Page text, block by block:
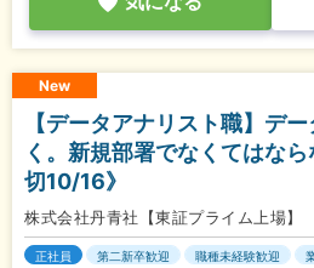
New
【データアナリスト職】デ
く。新規部署でなくてはな
切10/16》
株式会社丹青社【東証プライム上場】
正社員 第二新卒歓迎 職種未経験歓迎